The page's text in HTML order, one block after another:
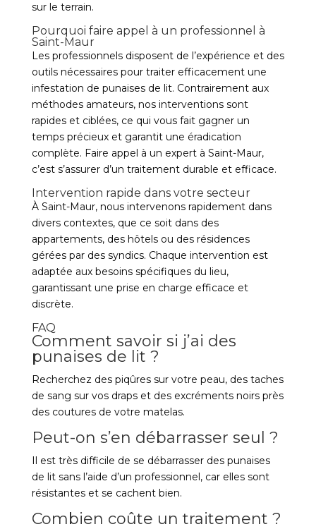
sur le terrain.
Pourquoi faire appel à un professionnel à
Saint-Maur
Les professionnels disposent de l’expérience et des
outils nécessaires pour traiter efficacement une
infestation de punaises de lit. Contrairement aux
méthodes amateurs, nos interventions sont
rapides et ciblées, ce qui vous fait gagner un
temps précieux et garantit une éradication
complète. Faire appel à un expert à Saint-Maur,
c’est s’assurer d’un traitement durable et efficace.
Intervention rapide dans votre secteur
À Saint-Maur, nous intervenons rapidement dans
divers contextes, que ce soit dans des
appartements, des hôtels ou des résidences
gérées par des syndics. Chaque intervention est
adaptée aux besoins spécifiques du lieu,
garantissant une prise en charge efficace et
discrète.
FAQ
Comment savoir si j’ai des
punaises de lit ?
Recherchez des piqûres sur votre peau, des taches
de sang sur vos draps et des excréments noirs près
des coutures de votre matelas.
Peut-on s’en débarrasser seul ?
Il est très difficile de se débarrasser des punaises
de lit sans l’aide d’un professionnel, car elles sont
résistantes et se cachent bien.
Combien coûte un traitement ?